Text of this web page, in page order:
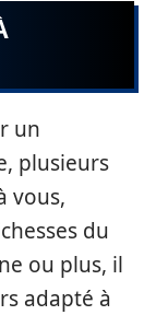
un
plusieurs
vous,
du
ou plus, il
adapté à